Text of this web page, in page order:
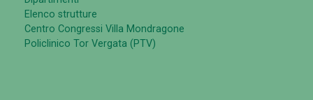
Elenco strutture
Centro Congressi Villa Mondragone
Policlinico Tor Vergata (PTV)